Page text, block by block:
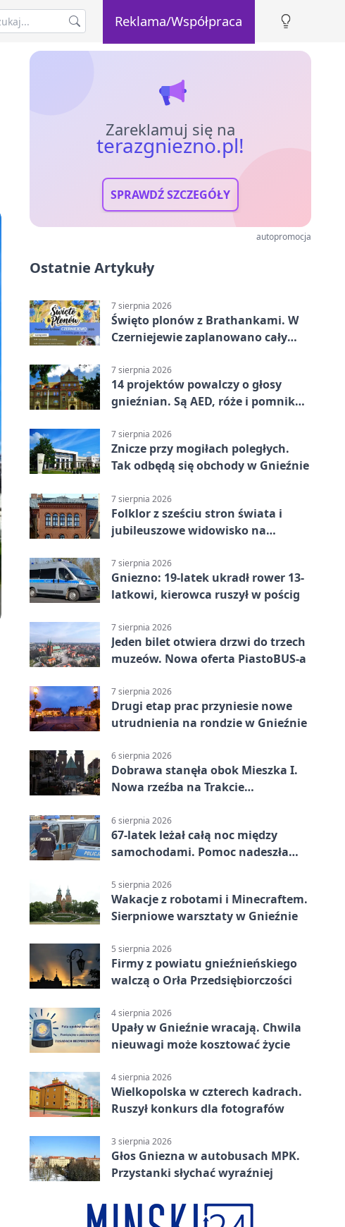
Reklama/Współpraca
Zareklamuj się na
terazgniezno.pl!
SPRAWDŹ SZCZEGÓŁY
autopromocja
Ostatnie Artykuły
7 sierpnia 2026
Święto plonów z Brathankami. W
Czerniejewie zaplanowano cały
7 sierpnia 2026
14 projektów powalczy o głosy
gnieźnian. Są AED, róże i pomnik
7 sierpnia 2026
Znicze przy mogiłach poległych.
Tak odbędą się obchody w Gnieźnie
7 sierpnia 2026
Folklor z sześciu stron świata i
jubileuszowe widowisko na
7 sierpnia 2026
Gniezno: 19-latek ukradł rower 13-
latkowi, kierowca ruszył w pościg
7 sierpnia 2026
Jeden bilet otwiera drzwi do trzech
muzeów. Nowa oferta PiastoBUS-a
7 sierpnia 2026
Drugi etap prac przyniesie nowe
utrudnienia na rondzie w Gnieźnie
6 sierpnia 2026
Dobrawa stanęła obok Mieszka I.
Nowa rzeźba na Trakcie
6 sierpnia 2026
67-latek leżał całą noc między
samochodami. Pomoc nadeszła
5 sierpnia 2026
Wakacje z robotami i Minecraftem.
Sierpniowe warsztaty w Gnieźnie
5 sierpnia 2026
Firmy z powiatu gnieźnieńskiego
walczą o Orła Przedsiębiorczości
4 sierpnia 2026
Upały w Gnieźnie wracają. Chwila
nieuwagi może kosztować życie
4 sierpnia 2026
Wielkopolska w czterech kadrach.
Ruszył konkurs dla fotografów
3 sierpnia 2026
Głos Gniezna w autobusach MPK.
Przystanki słychać wyraźniej